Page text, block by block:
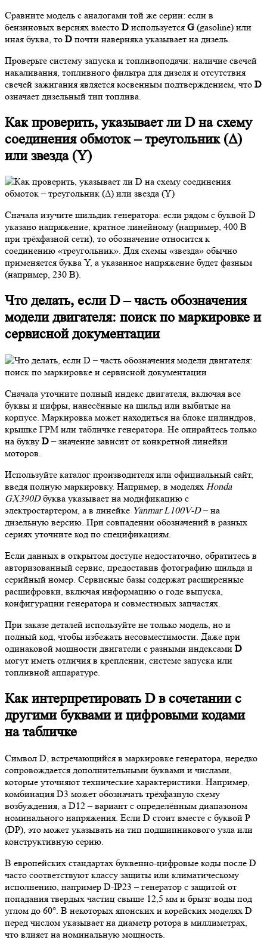
Сравните модель с аналогами той же серии: если в
бензиновых версиях вместо D используется G (gasoline) или
иная буква, то D почти наверняка указывает на дизель.
Проверьте систему запуска и топливоподачи: наличие свечей
накаливания, топливного фильтра для дизеля и отсутствия
свечей зажигания является косвенным подтверждением, что D
означает дизельный тип топлива.
Как проверить, указывает ли D на схему
соединения обмоток – треугольник (Δ)
или звезда (Y)
Сначала изучите шильдик генератора: если рядом с буквой D
указано напряжение, кратное линейному (например, 400 В
при трёхфазной сети), то обозначение относится к
соединению «треугольник». Для схемы «звезда» обычно
применяется буква Y, а указанное напряжение будет фазным
(например, 230 В).
Что делать, если D – часть обозначения
модели двигателя: поиск по маркировке и
сервисной документации
Сначала уточните полный индекс двигателя, включая все
буквы и цифры, нанесённые на шильд или выбитые на
корпусе. Маркировка может находиться на блоке цилиндров,
крышке ГРМ или табличке генератора. Не опирайтесь только
на букву D– значение зависит от конкретной линейки
моторов.
Используйте каталог производителя или официальный сайт,
введя полную маркировку. Например, в моделях Honda
GX390Dбуква указывает на модификацию с
электростартером, а в линейке Yanmar L100V-D– на
дизельную версию. При совпадении обозначений в разных
сериях уточните код по спецификациям.
Если данных в открытом доступе недостаточно, обратитесь в
авторизованный сервис, предоставив фотографию шильда и
серийный номер. Сервисные базы содержат расширенные
расшифровки, включая информацию о годе выпуска,
конфигурации генератора и совместимых запчастях.
При заказе деталей используйте не только модель, но и
полный код, чтобы избежать несовместимости. Даже при
одинаковой мощности двигатели с разными индексами D
могут иметь отличия в креплении, системе запуска или
топливной аппаратуре.
Как интерпретировать D в сочетании с
другими буквами и цифровыми кодами
на табличке
Символ D, встречающийся в маркировке генератора, нередко
сопровождается дополнительными буквами и числами,
которые уточняют технические характеристики. Например,
комбинация D3 может обозначать трёхфазную схему
возбуждения, а D12 – вариант с определённым диапазоном
номинального напряжения. Если D стоит вместе с буквой P
(DP), это может указывать на тип подшипникового узла или
конструктивную серию.
В европейских стандартах буквенно-цифровые коды после D
часто соответствуют классу защиты или климатическому
исполнению, например D-IP23 – генератор с защитой от
попадания твердых частиц свыше 12,5 мм и брызг воды под
углом до 60°. В некоторых японских и корейских моделях D
перед числом указывает на диаметр ротора в миллиметрах,
что влияет на номинальную мощность.